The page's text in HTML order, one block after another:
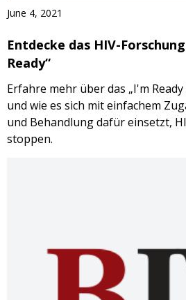
June 4, 2021
Entdecke das HIV-
Ready“
Erfahre mehr über das „I'm
und wie es sich mit einfachem
und Behandlung dafür einsetzt,
stoppen.